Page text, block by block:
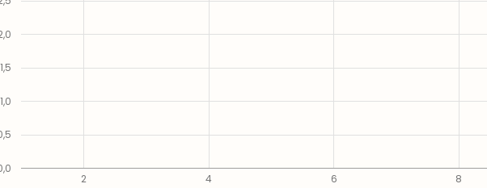
2 4 6 8
1,0
1,5